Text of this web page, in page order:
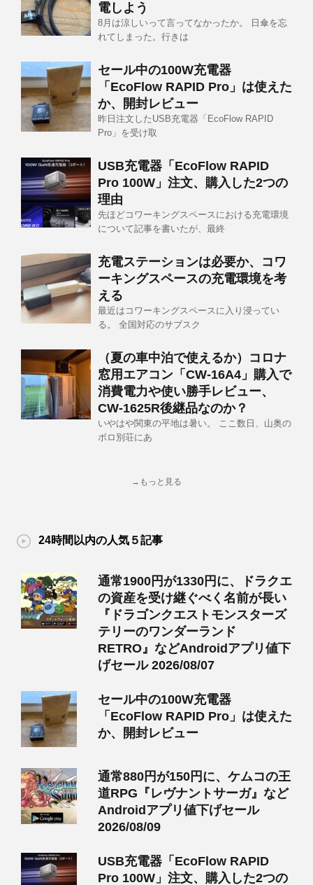
電しよう
8月は涼しいって言ってなかったか。 日傘を忘
れてしまった。行きは
セール中の100W充電器
「EcoFlow RAPID Pro」は使えた
か、開封レビュー
昨日注文したUSB充電器「EcoFlow RAPID
Pro」を受け取
USB充電器「EcoFlow RAPID
Pro 100W」注文、購入した2つの
理由
先ほどコワーキングスペースにおける充電環境
について記事を書いたが、最終
充電ステーションは必要か、コワ
ーキングスペースの充電環境を考
える
最近はコワーキングスペースに入り浸ってい
る。 全国対応のサブスク
（夏の車中泊で使えるか）コロナ
窓用エアコン「CW-16A4」購入で
消費電力や使い勝手レビュー、
CW-1625R後継品なのか？
いやはや関東の平地は暑い。 ここ数日、山奥の
ボロ別荘にあ
→もっと見る
24時間以内の人気５記事
通常1900円が1330円に、ドラクエ
の資産を受け継ぐべく名前が長い
『ドラゴンクエストモンスターズ
テリーのワンダーランド
RETRO』などAndroidアプリ値下
げセール 2026/08/07
セール中の100W充電器
「EcoFlow RAPID Pro」は使えた
か、開封レビュー
通常880円が150円に、ケムコの王
道RPG『レヴナントサーガ』など
Androidアプリ値下げセール
2026/08/09
USB充電器「EcoFlow RAPID
Pro 100W」注文、購入した2つの